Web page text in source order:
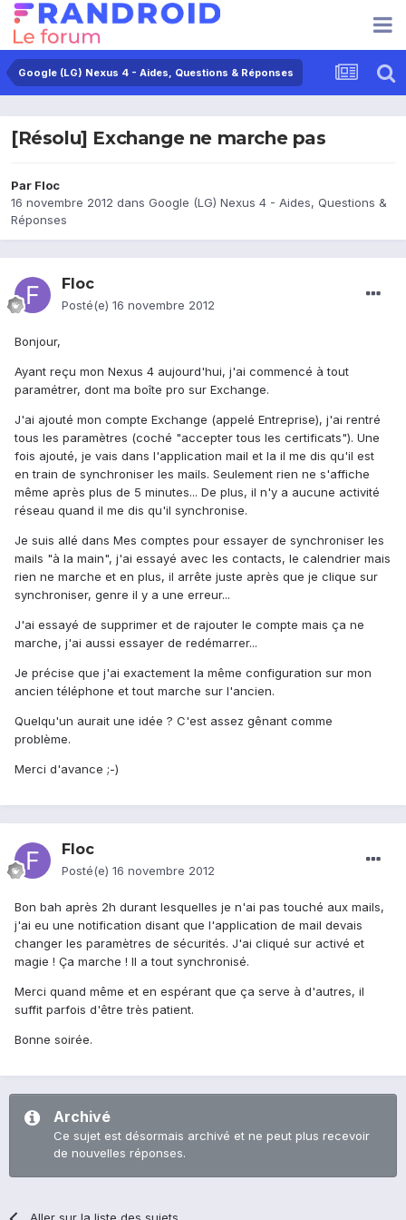
Google (LG) Nexus 4 - Aides, Questions & Réponses
[Résolu] Exchange ne marche pas
Par Floc
16 novembre 2012 dans Google (LG) Nexus 4 - Aides, Questions &
Réponses
Floc
Posté(e) 16 novembre 2012
Bonjour,
Ayant reçu mon Nexus 4 aujourd'hui, j'ai commencé à tout
paramétrer, dont ma boîte pro sur Exchange.
J'ai ajouté mon compte Exchange (appelé Entreprise), j'ai rentré
tous les paramètres (coché "accepter tous les certificats"). Une
fois ajouté, je vais dans l'application mail et la il me dis qu'il est
en train de synchroniser les mails. Seulement rien ne s'affiche
même après plus de 5 minutes... De plus, il n'y a aucune activité
réseau quand il me dis qu'il synchronise.
Je suis allé dans Mes comptes pour essayer de synchroniser les
mails "à la main", j'ai essayé avec les contacts, le calendrier mais
rien ne marche et en plus, il arrête juste après que je clique sur
synchroniser, genre il y a une erreur...
J'ai essayé de supprimer et de rajouter le compte mais ça ne
marche, j'ai aussi essayer de redémarrer...
Je précise que j'ai exactement la même configuration sur mon
ancien téléphone et tout marche sur l'ancien.
Quelqu'un aurait une idée ? C'est assez gênant comme
problème.
Merci d'avance ;-)
Floc
Posté(e) 16 novembre 2012
Bon bah après 2h durant lesquelles je n'ai pas touché aux mails,
j'ai eu une notification disant que l'application de mail devais
changer les paramètres de sécurités. J'ai cliqué sur activé et
magie ! Ça marche ! Il a tout synchronisé.
Merci quand même et en espérant que ça serve à d'autres, il
suffit parfois d'être très patient.
Bonne soirée.
Archivé
Ce sujet est désormais archivé et ne peut plus recevoir
de nouvelles réponses.